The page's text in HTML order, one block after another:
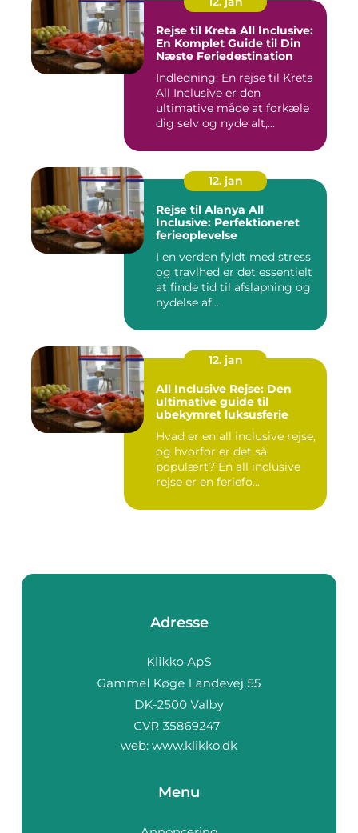
Rejse til Kreta All Inclusive:
En Komplet Guide til Din
Næste Feriedestination
Indledning: En rejse til Kreta
All Inclusive er den
ultimative måde at forkæle
dig selv og nyde alt,...
12. jan
Rejse til Alanya All
Inclusive: Perfektioneret
ferieoplevelse
I en verden fyldt med stress
og travlhed er det essentielt
at finde tid til afslapning og
nydelse af...
12. jan
All Inclusive Rejse: Den
ultimative guide til
ubekymret luksusferie
Hvad er en all inclusive rejse,
og hvorfor er det så
populært? En all inclusive
rejse er en feriefo...
Adresse
web: www.klikko.dk
Menu